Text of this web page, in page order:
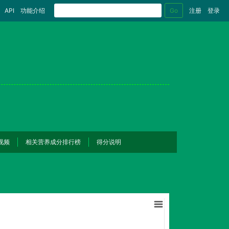
API 功能介绍 Go 注册 登录
频 相关营养成分排行榜 得分说明